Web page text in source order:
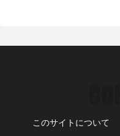
このサイトについて